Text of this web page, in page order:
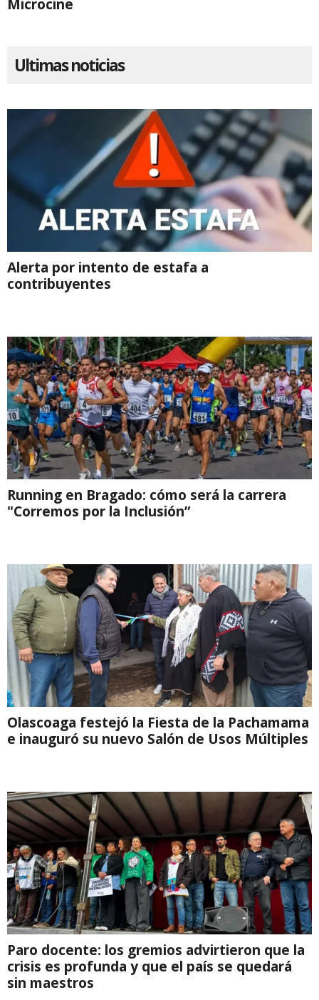
Ultimas noticias
Alerta por intento de estafa a
contribuyentes
Running en Bragado: cómo será la carrera
"Corremos por la Inclusión”
Olascoaga festejó la Fiesta de la Pachamama
e inauguró su nuevo Salón de Usos Múltiples
Paro docente: los gremios advirtieron que la
crisis es profunda y que el país se quedará
sin maestros